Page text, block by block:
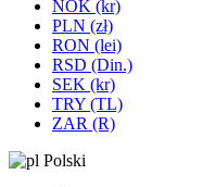
NOK (kr)
PLN (zł)
RON (lei)
RSD (Din.)
SEK (kr)
TRY (TL)
ZAR (R)
Polski